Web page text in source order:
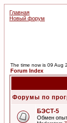
Главная
Новый форум
The time now is 09 Aug
Forum Index
Форумы по
БЭСТ-5
Обмен